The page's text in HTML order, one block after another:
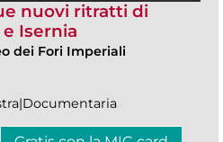
nuovi ritratti di
Isernia
dei Fori Imperiali